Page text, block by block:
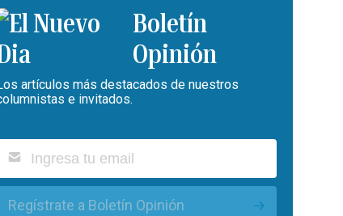
Boletín
Opinión
artículos más destacados de nuestros
e invitados.
Regístrate a Boletín Opinión